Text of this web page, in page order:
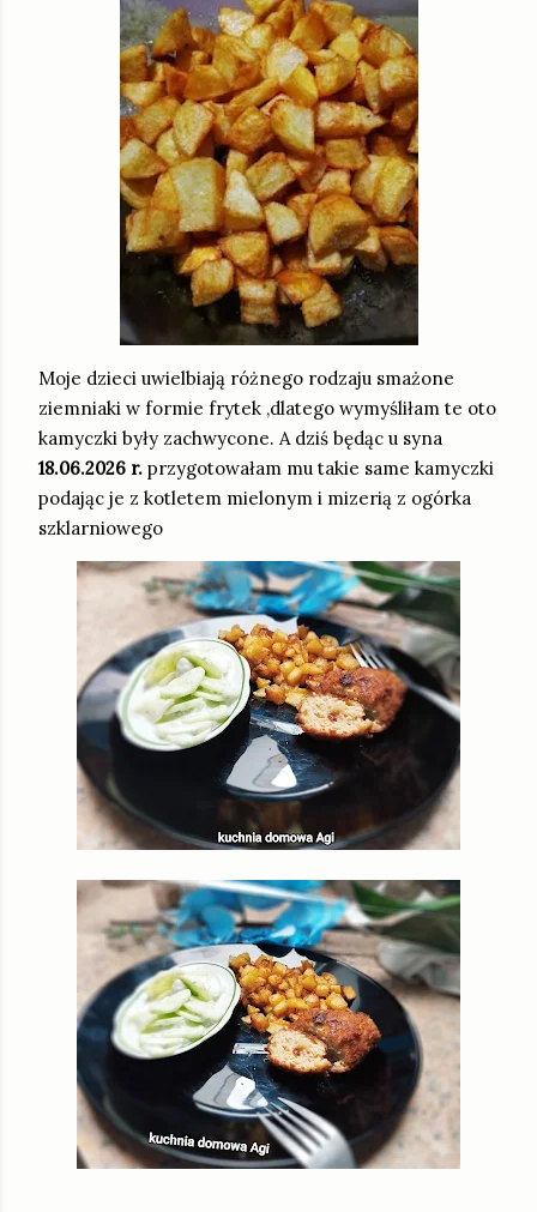
Moje dzieci uwielbiają różnego rodzaju smażone
ziemniaki w formie frytek ,dlatego wymyśliłam te oto
kamyczki były zachwycone. A dziś będąc u syna
18.06.2026 r. przygotowałam mu takie same kamyczki
podając je z kotletem mielonym i mizerią z ogórka
szklarniowego